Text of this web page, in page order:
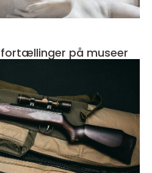
på museer